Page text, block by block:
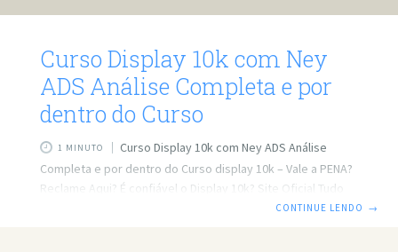
Curso Display 10k com Ney
ADS Análise Completa e por
dentro do Curso
1 MINUTO
Curso Display 10k com Ney ADS Análise
Completa e por dentro do Curso display 10k – Vale a PENA?
Reclame Aqui? É confiável o Display 10k? Site Oficial Tudo
isso você vai ver aqui hoje… Clique aqui para conhecer o
CONTINUE LENDO →